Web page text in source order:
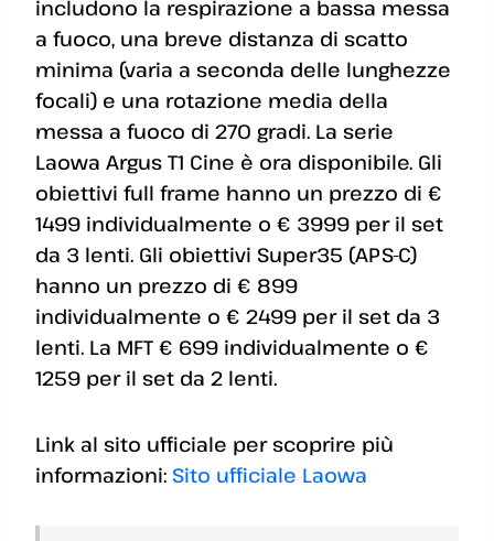
includono la respirazione a bassa messa
a fuoco, una breve distanza di scatto
minima (varia a seconda delle lunghezze
focali) e una rotazione media della
messa a fuoco di 270 gradi. La serie
Laowa Argus T1 Cine è ora disponibile. Gli
obiettivi full frame hanno un prezzo di €
1499 individualmente o € 3999 per il set
da 3 lenti. Gli obiettivi Super35 (APS-C)
hanno un prezzo di € 899
individualmente o € 2499 per il set da 3
lenti. La MFT € 699 individualmente o €
1259 per il set da 2 lenti.
Link al sito ufficiale per scoprire più
informazioni: Sito ufficiale Laowa